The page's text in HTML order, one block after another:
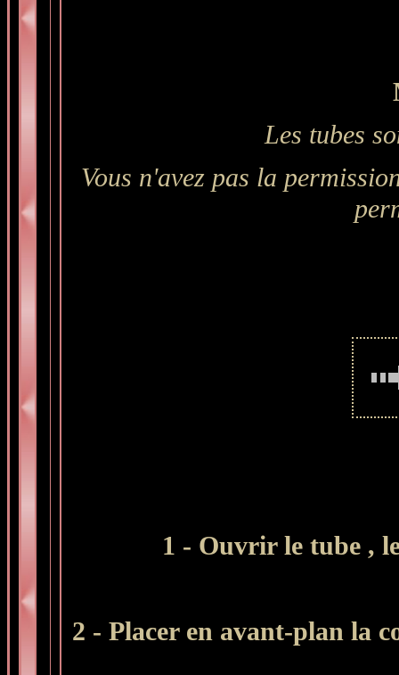
Les tubes
Vous n'avez pas la
1 - Ouvrir le tube ,
2 - Placer en avant-plan la